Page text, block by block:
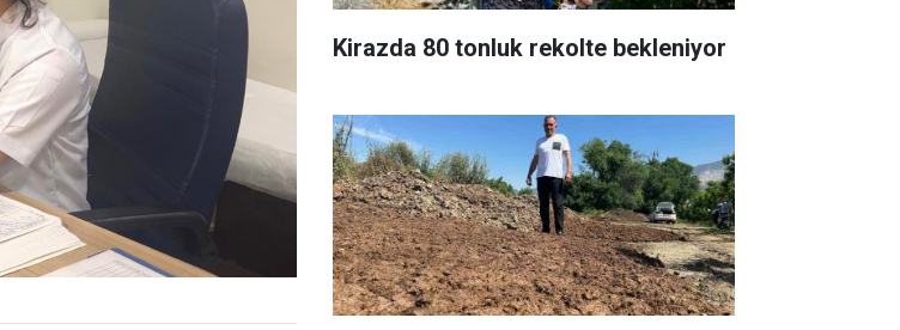
Kirazda 80 tonluk rekolte bekleniyor